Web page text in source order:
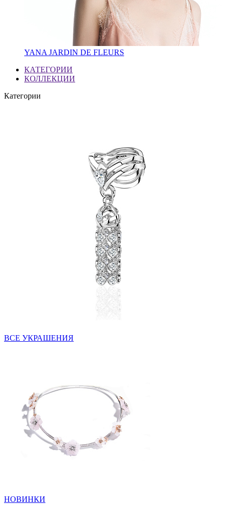
YANA JARDIN DE FLEURS
КАТЕГОРИИ
КОЛЛЕКЦИИ
Категории
ВСЕ УКРАШЕНИЯ
НОВИНКИ